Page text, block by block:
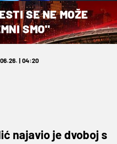
SE NE MOŽE
SMO"
| 04:20
najavio je dvoboj s